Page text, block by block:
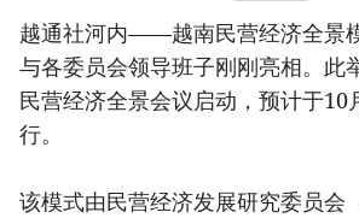
越通社河内——越南民营经济全景
与各委员会领导班子刚刚亮相。此
民营经济全景会议启动，预计于10
行。
该模式由民营经济发展研究委员会